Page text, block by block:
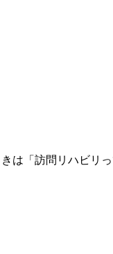
は「訪問リハビリ